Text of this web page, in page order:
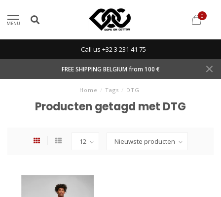
MENU
0
Call us +32 3 231 41 75
FREE SHIPPING BELGIUM from 100 €
Home / Tags / DTG
Producten getagd met DTG